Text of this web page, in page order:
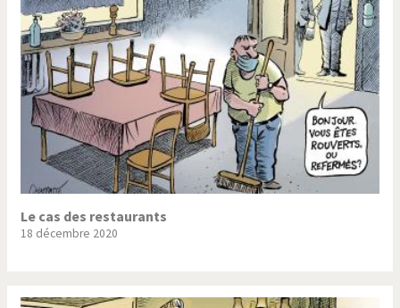
Le cas des restaurants
18 décembre 2020